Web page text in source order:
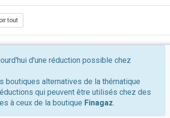
tout
d'une réduction possible chez
boutiques alternatives de la thématique
qui peuvent être utilisés chez des
à ceux de la boutique Finagaz.